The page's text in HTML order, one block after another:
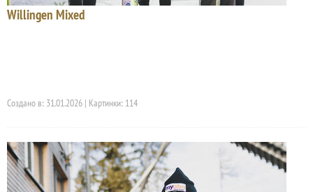
Willingen Mixed
Создано в: 31.01.2026 | Картинки: 114